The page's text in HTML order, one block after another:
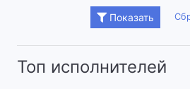
Показать
Топ исполнителей